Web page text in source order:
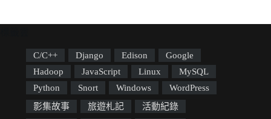
C/C++ Django Edison
Google
Hadoop
JavaScript Linux
MySQL
Python
Snort Windows
WordPress
影集故事
旅遊札記
活動紀錄